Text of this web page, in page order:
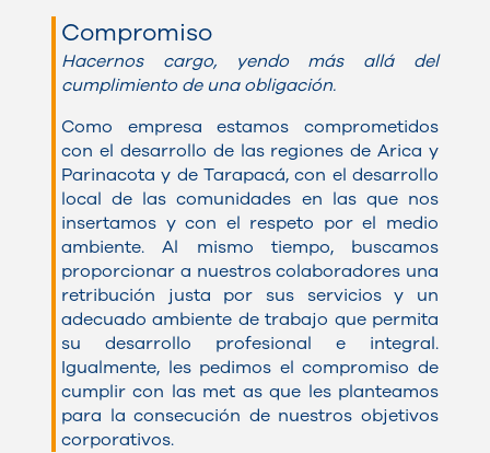
Compromiso
Hacernos cargo, yendo más allá del
cumplimiento de una obligación.
Como empresa estamos comprometidos
con el desarrollo de las regiones de Arica y
Parinacota y de Tarapacá, con el desarrollo
local de las comunidades en las que nos
insertamos y con el respeto por el medio
ambiente. Al mismo tiempo, buscamos
proporcionar a nuestros colaboradores una
retribución justa por sus servicios y un
adecuado ambiente de trabajo que permita
su desarrollo profesional e integral.
Igualmente, les pedimos el compromiso de
cumplir con las met as que les planteamos
para la consecución de nuestros objetivos
corporativos.